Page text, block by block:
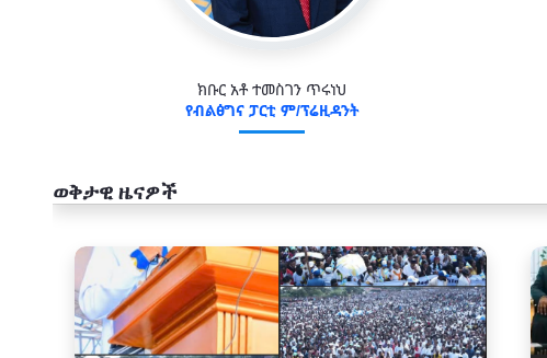
ክቡር አቶ ተመስገን ጥሩነህ
የብልፅግና ፓርቲ ም/ፕሬዚዳንት
ወቅታዊ ዜናዎች
አዲስ